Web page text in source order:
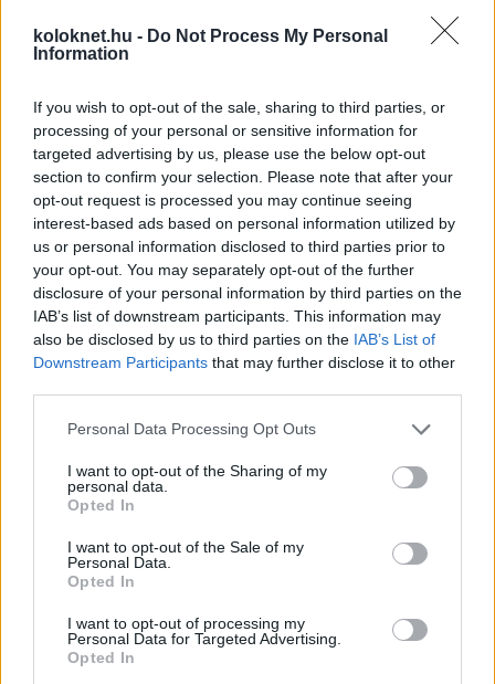
koloknet.hu - Do Not Process My Personal
Information
If you wish to opt-out of the sale, sharing to third parties, or
processing of your personal or sensitive information for
targeted advertising by us, please use the below opt-out
section to confirm your selection. Please note that after your
opt-out request is processed you may continue seeing
interest-based ads based on personal information utilized by
us or personal information disclosed to third parties prior to
your opt-out. You may separately opt-out of the further
disclosure of your personal information by third parties on the
IAB’s list of downstream participants. This information may
also be disclosed by us to third parties on the IAB’s List of
Downstream Participants that may further disclose it to other
Please note that this website/app uses one or more Google
not limited to your visit or usage behaviour. You may click to
grant or deny consent to Google and its third-party tags to
use your data for below specified purposes in below Google
consent section.
Personal Data Processing Opt Outs
I want to opt-out of the Sharing of my
personal data.
Opted In
I want to opt-out of the Sale of my
Personal Data.
Opted In
I want to opt-out of processing my
Personal Data for Targeted Advertising.
Opted In
Nem minden gyerek lelkesedik azért, hogy
látni, arborétumban sétálni, ökocentrumban halakat
nézni vagy éppen egy vár tövében megállni fagyizni.
A kerékpározás világnapja alkalmából a
Csodás
Magyarország összegyűjtött öt olyan hazai bringás
útvonalat, ahol maga az út csak a kaland egyik
része.
Eltűnt kamasz: a „világgá megyek”
tragédiába is torkollhat
Európában becslések szerint évente 250 ezer
gyerek tűnik el – vagyis nagyjából kétpercenként
egy. Az Eltűnt gyerekek világnapján ez a szám
nemcsak rendőrségi statisztika: mögötte családi
kapcsolatok, intézményi hiányok és kamaszkori
krízisek is állhatnak.